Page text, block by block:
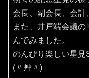
会長、副会長、会計
また、井戸端会議
んでみました。
のんびり楽しい星見
(〃艸〃)